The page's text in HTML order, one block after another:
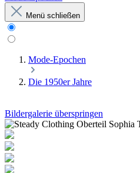
Menü schließen
Mode-Epochen
Die 1950er Jahre
Bildergalerie überspringen